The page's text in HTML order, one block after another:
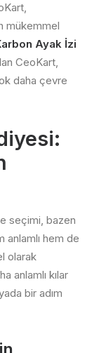
mükemmel
Ayak İzi
CeoKart,
daha çevre
seçimi, bazen
anlamlı hem de
olarak
anlamlı kılar
bir adım